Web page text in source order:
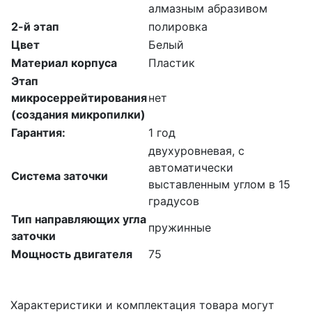
алмазным абразивом
2-й этап
полировка
Цвет
Белый
Материал корпуса
Пластик
Этап
микросеррейтирования
(создания микропилки)
нет
Гарантия: 1 год
Система заточки
двухуровневая, с
автоматически
выставленным углом в 15
градусов
Тип направляющих угла
заточки
пружинные
Мощность двигателя
75
Характеристики и комплектация товара могут